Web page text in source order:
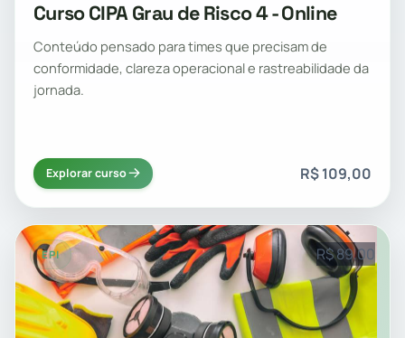
Curso CIPA Grau de Risco 4 - Online
Conteúdo pensado para times que precisam de
conformidade, clareza operacional e rastreabilidade da
jornada.
Explorar curso R$ 109,00
EPI R$ 89,00